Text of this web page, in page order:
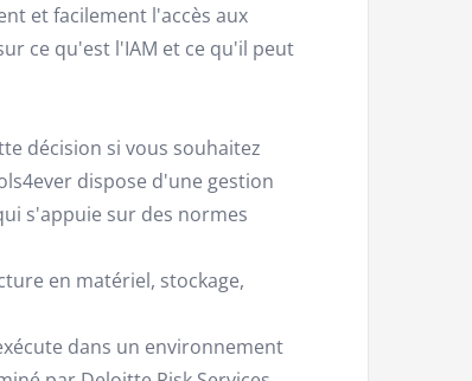
et facilement l'accès aux
ce qu'est l'IAM et ce qu'il peut
décision si vous souhaitez
dispose d'une gestion
s'appuie sur des normes
en matériel, stockage,
dans un environnement